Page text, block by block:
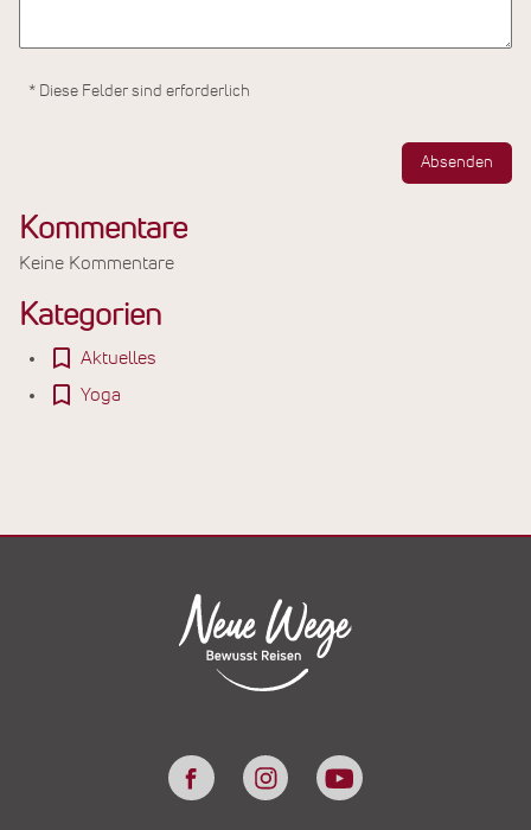
* Diese Felder sind erforderlich
Absenden
Kommentare
Keine Kommentare
Kategorien
Aktuelles
Yoga